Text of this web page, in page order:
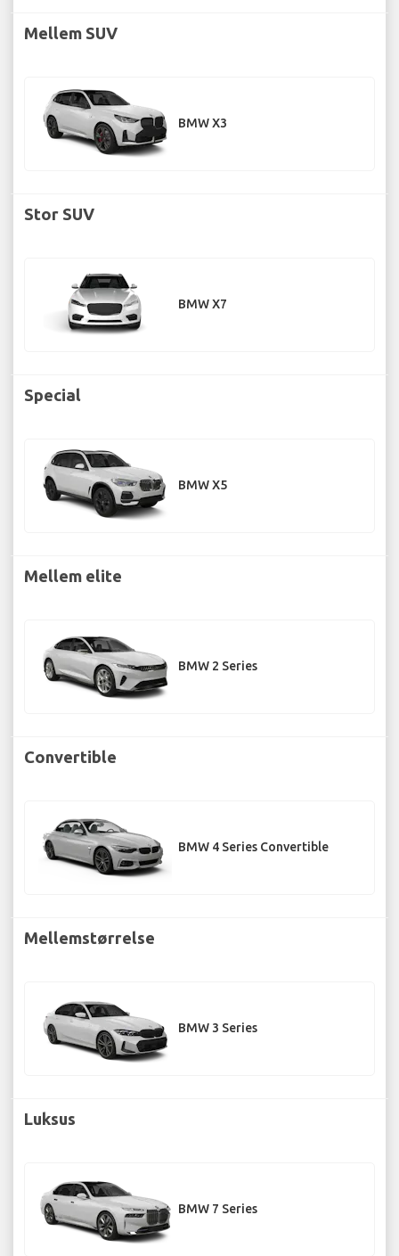
Mellem SUV
BMW X3
Stor SUV
BMW X7
Special
BMW X5
Mellem elite
BMW 2 Series
Convertible
BMW 4 Series Convertible
Mellemstørrelse
BMW 3 Series
Luksus
BMW 7 Series